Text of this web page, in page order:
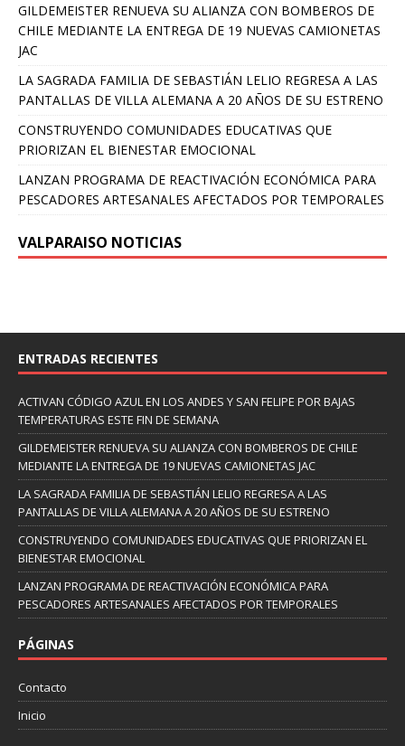
GILDEMEISTER RENUEVA SU ALIANZA CON BOMBEROS DE
CHILE MEDIANTE LA ENTREGA DE 19 NUEVAS CAMIONETAS
JAC
LA SAGRADA FAMILIA DE SEBASTIÁN LELIO REGRESA A LAS
PANTALLAS DE VILLA ALEMANA A 20 AÑOS DE SU ESTRENO
CONSTRUYENDO COMUNIDADES EDUCATIVAS QUE
PRIORIZAN EL BIENESTAR EMOCIONAL
LANZAN PROGRAMA DE REACTIVACIÓN ECONÓMICA PARA
PESCADORES ARTESANALES AFECTADOS POR TEMPORALES
VALPARAISO NOTICIAS
ENTRADAS RECIENTES
ACTIVAN CÓDIGO AZUL EN LOS ANDES Y SAN FELIPE POR BAJAS
TEMPERATURAS ESTE FIN DE SEMANA
GILDEMEISTER RENUEVA SU ALIANZA CON BOMBEROS DE CHILE
MEDIANTE LA ENTREGA DE 19 NUEVAS CAMIONETAS JAC
LA SAGRADA FAMILIA DE SEBASTIÁN LELIO REGRESA A LAS
PANTALLAS DE VILLA ALEMANA A 20 AÑOS DE SU ESTRENO
CONSTRUYENDO COMUNIDADES EDUCATIVAS QUE PRIORIZAN EL
BIENESTAR EMOCIONAL
LANZAN PROGRAMA DE REACTIVACIÓN ECONÓMICA PARA
PESCADORES ARTESANALES AFECTADOS POR TEMPORALES
PÁGINAS
Contacto
Inicio